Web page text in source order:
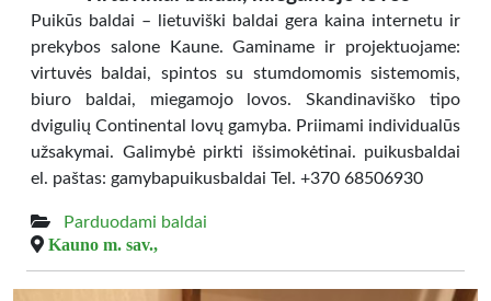
Puikūs baldai – lietuviški baldai gera kaina internetu ir
prekybos salone Kaune. Gaminame ir projektuojame:
virtuvės baldai, spintos su stumdomomis sistemomis,
biuro baldai, miegamojo lovos. Skandinaviško tipo
dvigulių Continental lovų gamyba. Priimami individualūs
užsakymai. Galimybė pirkti išsimokėtinai. puikusbaldai
el. paštas: gamybapuikusbaldai Tel. +370 68506930
Parduodami baldai
Kauno m. sav.,